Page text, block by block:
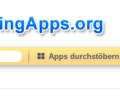
Apps durchstöbern